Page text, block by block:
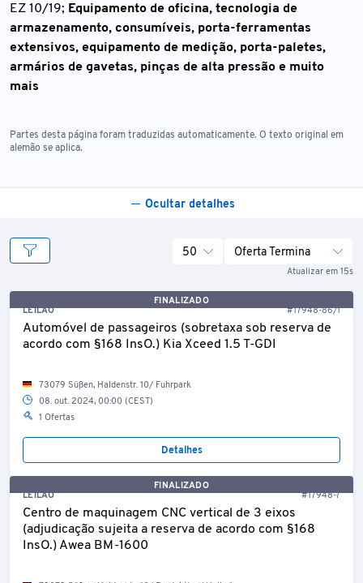
EZ 10/19; Equipamento de oficina, tecnologia de
armazenamento, consumíveis, porta-ferramentas
extensivos, equipamento de medição, porta-paletes,
armários de gavetas, pinças de alta pressão e muito
mais
Partes desta página foram traduzidas automaticamente. O texto original em
alemão se aplica.
Ocultar detalhes
Atualizar em 15s
50 Oferta Termina
FINALIZADO
LEILÃO
#17948-86/1
Automóvel de passageiros (sobretaxa sob reserva de
acordo com §168 InsO.) Kia Xceed 1.5 T-GDI
73079 Süßen, Haldenstr. 10/ Fuhrpark
08. out. 2024, 00:00 (CEST)
1 Ofertas
Detalhes
FINALIZADO
LEILÃO
#17948-7
Centro de maquinagem CNC vertical de 3 eixos
(adjudicação sujeita a reserva de acordo com §168
InsO.) Awea BM-1600